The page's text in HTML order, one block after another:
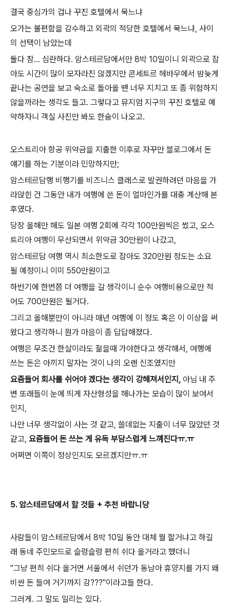
결국 중심가의 겁나 꾸진 호텔에서 묵느냐
오가는 불편함을 감수하고 외곽의 적당한 호텔에서 묵느냐, 사이
의 선택이 남았는데
둘다 참... 심란하다. 암스테르담에서만 8박 10일이니 외곽으로 잡
아도 시간이 많이 모자라진 않겠지만 콘세트르 헤바우에서 밤늦게
끝나는 공연을 보고 숙소로 돌아올 땐 너무 지치고 또 좀 위험하지
않을까라는 생각도 들고. 그렇다고 뮤지엄 지구의 꾸진 호텔로 예
약하자니 객실 사진만 봐도 한숨이 나오고.
오스트리아 항공 위약금을 지출한 이후로 자꾸만 블로그에서 돈
얘기를 하는 기분이라 민망하지만;
암스테르담행 비행기를 비즈니스 클래스로 발권하려던 마음을 가
라앉힌 건 그동안 내가 여행에 쓴 돈이 얼마인가를 대충 계산해 본
후였다.
당장 올해만 해도 일본 여행 2회에 각각 100만원씩은 썼고, 오스
트리아 여행이 무산되면서 위약금 30만원이 나갔고,
암스테르담 여행 역시 최소한도로 잡아도 320만원 정도는 소요
될 예정이니 이미 550만원이고
하반기에 한번쯤 더 여행을 갈 생각이니 순수 여행비용으로만 적
어도 700만원은 될거다.
그리고 올해뿐만이 아니라 매년 여행에 이 정도 혹은 이 이상을 써
왔다고 생각하니 뭔가 마음이 좀 답답해졌다.
여행은 무조건 한살이라도 젊을때 가야한다고 생각해서, 여행에
쓰는 돈은 아끼지 말자는 것이 나의 오랜 신조였지만
요즘들어 회사를 쉬어야 겠다는 생각이 강해져서인지, 아님 내 주
변 또래들이 눈에 띄게 자산형성을 해나가는 모습이 많이 보여서
인지,
나만 너무 생각없이 사는 것 같고, 쓸데없는 지출이 너무 많았던 것
같고, 요즘들어 돈 쓰는 게 유독 부담스럽게 느껴진다ㅠ.ㅠ
어쩌면 이쪽이 정상인지도 모르겠지만ㅠ.ㅠ
5. 암스테르담에서 할 것들 + 추천 바랍니당
사람들이 암스테르담에서 8박 10일 동안 대체 뭘 할거냐고 하길
래 동네 주민모드로 슬렁슬렁 편히 쉬다 올거라고 했더니
"그냥 편히 쉬다 올거면 서울에서 쉬던가 동남아 휴양지를 가지 왜
비싼 돈 들여 거기까지 감???"이라고들 한다.
그러게. 그 말도 일리는 있다.